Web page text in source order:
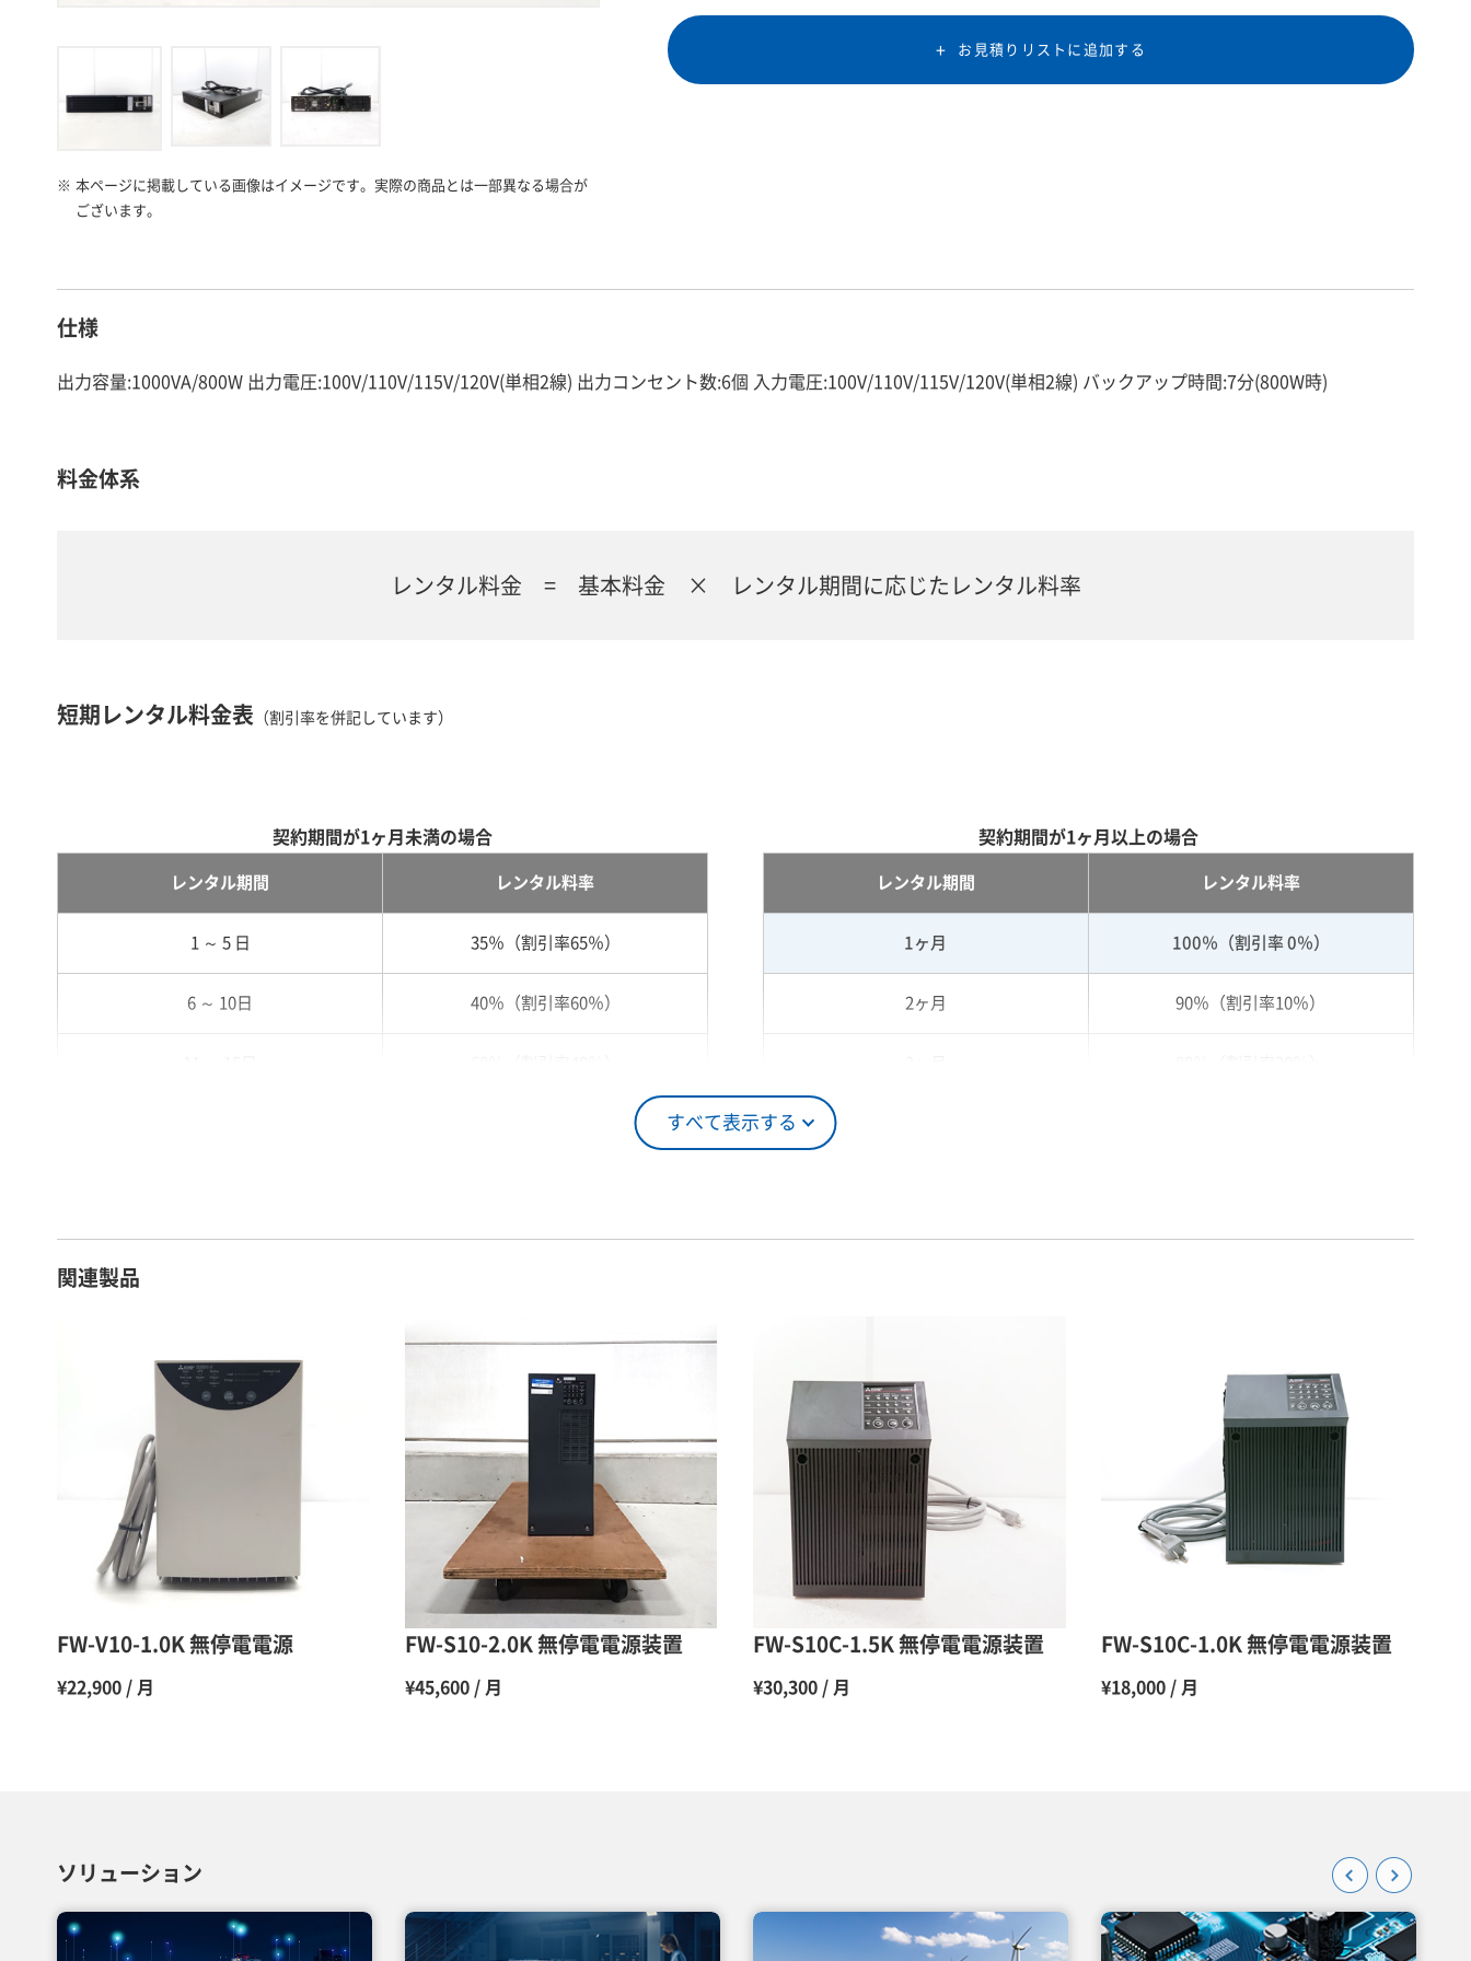
※ 本ページに掲載している画像はイメージです。実際の商品とは一部異なる場合が
ございます。
お見積りリストに追加する
仕様
出力容量:1000VA/800W 出力電圧:100V/110V/115V/120V(単相2線) 出力コンセント数:6個 入力電圧:100V/110V/115V/120V(単相2線) バックアップ時間:7分(800W時)
料金体系
レンタル料金 = 基本料金 × レンタル期間に応じたレンタル料率
短期レンタル料金表 （割引率を併記しています）
すべて表示する
契約期間が1ヶ月未満の場合
レンタル期間 レンタル料率
1 ～ 5 日 35％（割引率65％）
6 ～ 10日 40％（割引率60％）
26日 ～ 1ヶ月 100％（割引率 0％）
契約期間が1ヶ月以上の場合
レンタル期間 レンタル料率
1ヶ月 100％（割引率 0％）
2ヶ月 90％（割引率10％）
6ヶ月 65％（割引率35％）
9ヶ月 50％（割引率50％）
10ヶ月 48％（割引率52％）
11ヶ月 47％（割引率53％）
12ヶ月
関連製品
FW-V10-1.0K 無停電電源
¥22,900 / 月
FW-S10-2.0K 無停電電源装置
¥45,600 / 月
FW-S10C-1.5K 無停電電源装置
¥30,300 / 月
FW-S10C-1.0K 無停電電源装置
¥18,000 / 月
ソリューション